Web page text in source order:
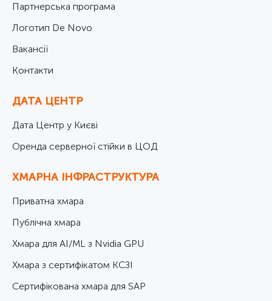
Партнерська програма
Логотип De Novo
Вакансії
Контакти
ДАТА ЦЕНТР
Дата Центр у Києві
Оренда серверної стійки в ЦОД
ХМАРНА ІНФРАСТРУКТУРА
Приватна хмара
Публічна хмара
Хмара для AI/ML з Nvidia GPU
Хмара з сертифікатом КСЗІ
Cертифікована хмара для SAP